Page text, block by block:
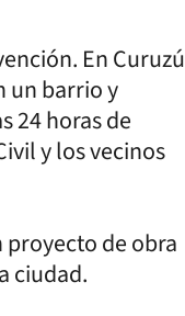
En Curuzú
un barrio y
24 horas de
y los vecinos
de obra
ciudad.